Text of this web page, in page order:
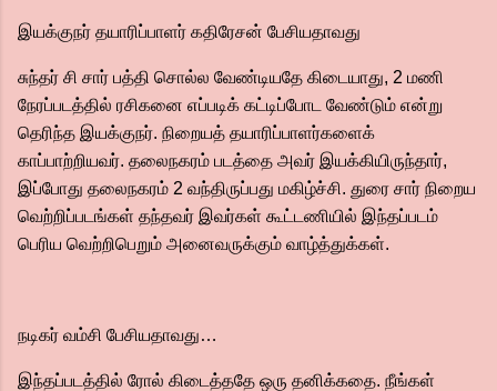
இயக்குநர் தயாரிப்பாளர் கதிரேசன் பேசியதாவது
சுந்தர் சி சார் பத்தி சொல்ல வேண்டியதே கிடையாது, 2 மணி
நேரப்படத்தில் ரசிகனை எப்படிக் கட்டிப்போட வேண்டும் என்று
தெரிந்த இயக்குநர். நிறையத் தயாரிப்பாளர்களைக்
காப்பாற்றியவர். தலைநகரம் படத்தை அவர் இயக்கியிருந்தார்,
இப்போது தலைநகரம் 2 வந்திருப்பது மகிழ்ச்சி. துரை சார் நிறைய
வெற்றிப்படங்கள் தந்தவர் இவர்கள் கூட்டணியில் இந்தப்படம்
பெரிய வெற்றிபெறும் அனைவருக்கும் வாழ்த்துக்கள்.
நடிகர் வம்சி பேசியதாவது…
இந்தப்படத்தில் ரோல் கிடைத்ததே ஒரு தனிக்கதை. நீங்கள்